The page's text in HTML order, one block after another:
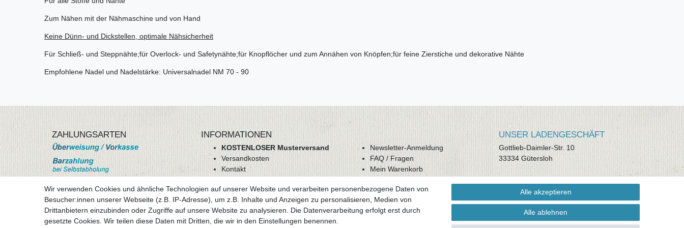
Zum Nähen mit der Nähmaschine und von Hand
Keine Dünn- und Dickstellen, optimale Nähsicherheit
Für Schließ- und Steppnähte;für Overlock- und Safetynähte;für Knopflöcher und zum Annähen von Knöpfen;für feine Zierstiche und dekorative Nähte
Empfohlene Nadel und Nadelstärke: Universalnadel NM 70 - 90
ZAHLUNGSARTEN
mehr Informationen
INFORMATIONEN
KOSTENLOSER Musterversand
Versandkosten
Kontakt
AGB
Datenschutz
Impressum
Newsletter-Anmeldung
FAQ / Fragen
Mein Warenkorb
Mein Konto
UNSER LADENGESCHÄFT
Gottlieb-Daimler-Str. 10
33334 Gütersloh
ÖFFNUNGSZEITEN
Montag - Dienstag: 8.00 - 18.00 Uhr,
Mittwoch Ruhetag, Donnerstag: 8.00 -
18.00 Uhr, Freitag 8.00 - 14.00 Uhr
Wir verwenden Cookies und ähnliche Technologien auf unserer Website und verarbeiten personenbezogene Daten von
Besucher:innen unserer Webseite (z.B. IP-Adresse), um z.B. Inhalte und Anzeigen zu personalisieren, Medien von
Drittanbietern einzubinden oder Zugriffe auf unsere Website zu analysieren. Die Datenverarbeitung erfolgt erst durch
gesetzte Cookies. Wir teilen diese Daten mit Dritten, die wir in den Einstellungen benennen.
Alle akzeptieren
Alle ablehnen